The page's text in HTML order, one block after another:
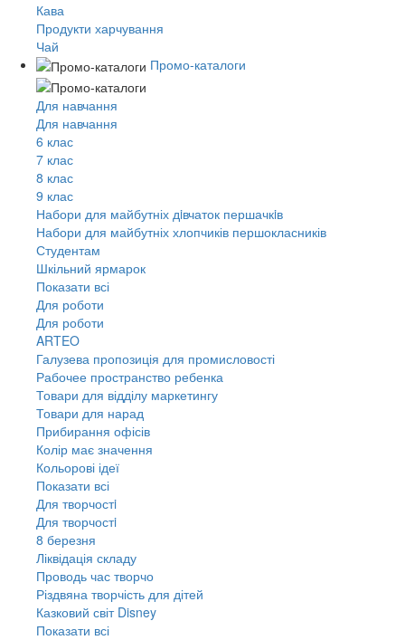
Кава
Продукти харчування
Чай
Промо-каталоги
Для навчання
Для навчання
6 клас
7 клас
8 клас
9 клас
Набори для майбутніх дiвчаток першачкiв
Набори для майбутніх хлопчиків першокласників
Студентам
Шкільний ярмарок
Показати всі
Для роботи
Для роботи
ARTEO
Галузева пропозиція для промисловості
Рабочее пространство ребенка
Товари для відділу маркетингу
Товари для нарад
Прибирання офісів
Колір має значення
Кольорові ідеї
Показати всі
Для творчостi
Для творчостi
8 березня
Ліквідація складу
Проводь час творчо
Різдвяна творчість для дітей
Казковий світ Disney
Показати всі